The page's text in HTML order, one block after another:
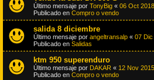
Último mensaje por TonyBig « 06 Oct
Publicado en Compro o vendo
salida 8 diciembre
Último mensaje por angeltransalp « 07 Dic
Publicado en Salidas
ktm 950 superenduro
Último mensaje por DAKAR « 12 Nov
Publicado en Compro o vendo